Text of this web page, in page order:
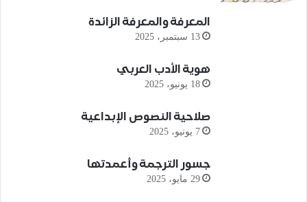
المعرفة والمعرفة الزائدة
13 سبتمبر، 2025
هوية الأدب العربي
18 يونيو، 2025
صلاحية النصوص الإبداعية
7 يونيو، 2025
جسور الترجمة وأعمدتها
29 مايو، 2025